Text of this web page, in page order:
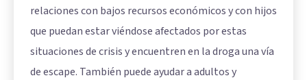
relaciones con bajos recursos económicos y con hijos
que puedan estar viéndose afectados por estas
situaciones de crisis y encuentren en la droga una vía
de escape. También puede ayudar a adultos y